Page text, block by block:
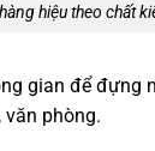
hiệu theo chất
gian để đựng
phòng.